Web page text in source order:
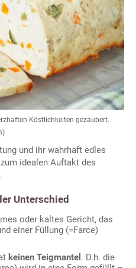
Köstlichkeiten gezaubert.
und ihr wahrhaft edles
idealen Auftakt des
Unterschied
oder kaltes Gericht, das
einer Füllung (=Farce)
keinen Teigmantel . D.h. die